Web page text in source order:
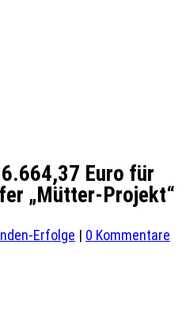
Euro für
„Mütter-Projekt“
Erfolge | 0 Kommentare